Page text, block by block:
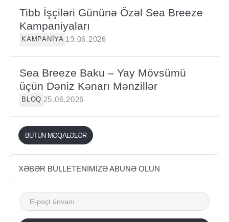
Tibb İşçiləri Gününə Özəl Sea Breeze
Kampaniyaları
KAMPANIYA 19.06.2026
Sea Breeze Baku – Yay Mövsümü
üçün Dəniz Kənarı Mənzillər
BLOQ 25.06.2026
BÜTÜN MƏQALƏLƏR
XƏBƏR BÜLLETENIMIZƏ ABUNƏ OLUN